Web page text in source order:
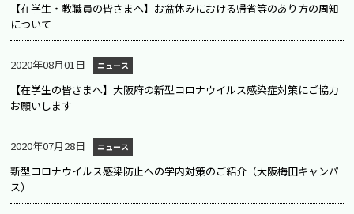
【在学生・教職員の皆さまへ】お盆休みにおける帰省等のあり方の周知
について
2020年08月01日 ニュース
【在学生の皆さまへ】大阪府の新型コロナウイルス感染症対策にご協力
お願いします
2020年07月28日 ニュース
新型コロナウイルス感染防止への学内対策のご紹介（大阪梅田キャンパ
ス）